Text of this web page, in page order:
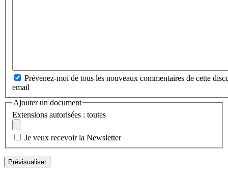
Prévenez-moi de tous les nouveaux commentaires de cette
email
Ajouter un document
Extensions autorisées : toutes
Je veux recevoir la Newsletter